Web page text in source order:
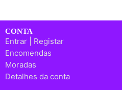
CONTA
Entrar | Registar
Encomendas
Moradas
Detalhes da conta